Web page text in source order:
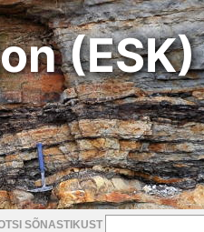
(ESK)
SÕNASTIKUST